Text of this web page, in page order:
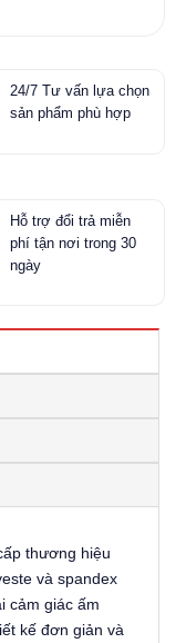
24/7 Tư vấn lựa chọn
sản phẩm phù hợp
Hỗ trợ đổi trả miễn
phí tận nơi trong 30
ngày
thương hiệu
và spandex
cảm giác ấm
kế đơn giản và